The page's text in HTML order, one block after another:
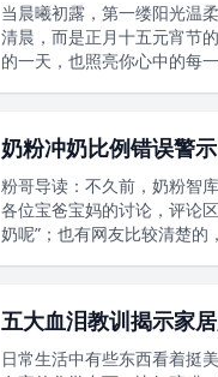
当晨曦初露，第一缕阳光温
清晨，而是正月十五元宵节
的一天，也照亮你心中的每
奶粉冲奶比例错误警
粉哥导读：不久前，奶粉智
各位宝爸宝妈的讨论，评论
奶呢”；也有网友比较清楚的
五大血泪教训揭示家
日常生活中有些东西看着挺